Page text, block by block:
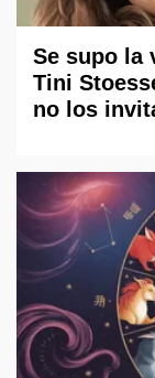
Se supo la
Tini
no los